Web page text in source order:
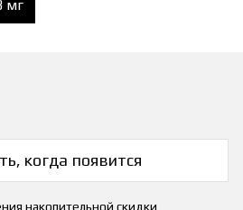
мг
когда появится
накопительной скидки